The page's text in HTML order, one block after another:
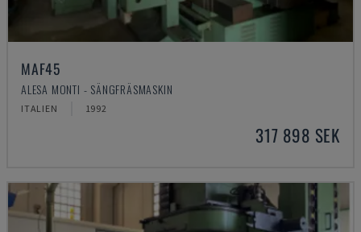
MAF45
ALESA MONTI - SÄNGFRÄSMASKIN
ITALIEN 1992
317 898 SEK